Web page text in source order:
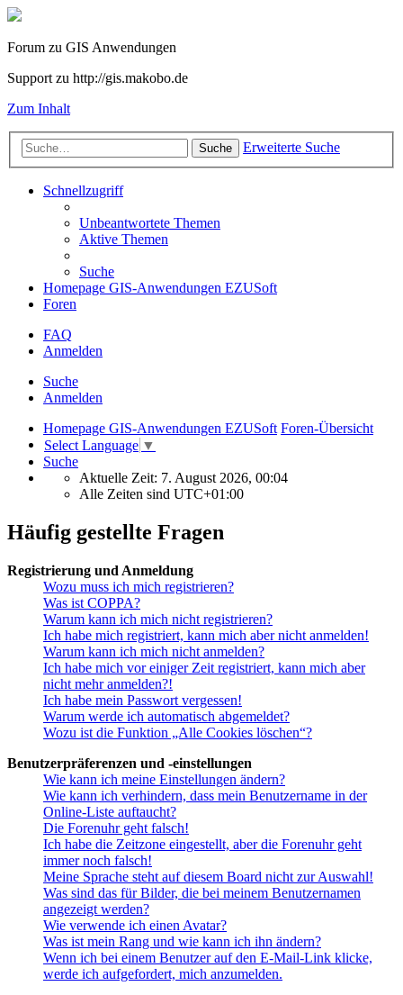
Forum zu GIS Anwendungen
Support zu http://gis.makobo.de
Zum Inhalt
Suche Erweiterte Suche
Schnellzugriff
Unbeantwortete Themen
Aktive Themen
Suche
Homepage GIS-Anwendungen EZUSoft
Foren
FAQ
Anmelden
Suche
Anmelden
Homepage GIS-Anwendungen EZUSoft Foren-Übersicht
Select Language ▼
Suche
Aktuelle Zeit: 7. August 2026, 00:04
Alle Zeiten sind UTC+01:00
Häufig gestellte Fragen
Registrierung und Anmeldung
Wozu muss ich mich registrieren?
Was ist COPPA?
Warum kann ich mich nicht registrieren?
Ich habe mich registriert, kann mich aber nicht anmelden!
Warum kann ich mich nicht anmelden?
Ich habe mich vor einiger Zeit registriert, kann mich aber
nicht mehr anmelden?!
Ich habe mein Passwort vergessen!
Warum werde ich automatisch abgemeldet?
Wozu ist die Funktion „Alle Cookies löschen“?
Benutzerpräferenzen und -einstellungen
Wie kann ich meine Einstellungen ändern?
Wie kann ich verhindern, dass mein Benutzername in der
Online-Liste auftaucht?
Die Forenuhr geht falsch!
Ich habe die Zeitzone eingestellt, aber die Forenuhr geht
immer noch falsch!
Meine Sprache steht auf diesem Board nicht zur Auswahl!
Was sind das für Bilder, die bei meinem Benutzernamen
angezeigt werden?
Wie verwende ich einen Avatar?
Was ist mein Rang und wie kann ich ihn ändern?
Wenn ich bei einem Benutzer auf den E-Mail-Link klicke,
werde ich aufgefordert, mich anzumelden.